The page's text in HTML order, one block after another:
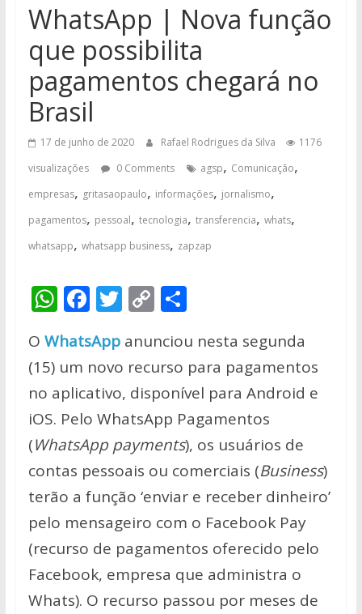
WhatsApp | Nova função
que possibilita
pagamentos chegará no
Brasil
17 de junho de 2020 Rafael Rodrigues da Silva
1176
visualizações
0 Comments agsp, Comunicação,
empresas, gritasaopaulo, informações, jornalismo,
pagamentos, pessoal, tecnologia, transferencia, whats,
whatsapp, whatsapp business, zapzap
W
at
s
A
p
p
F
e
b
o
o
k
T
itt
er
C
p
y
Li
n
k
S
ar
e
O WhatsAppanunciou nesta segunda
(15) um novo recurso para pagamentos
no aplicativo, disponível para Android e
iOS. Pelo WhatsApp Pagamentos
(WhatsApp payments), os usuários de
contas pessoais ou comerciais (Business)
terão a função ‘enviar e receber dinheiro’
pelo mensageiro com o Facebook Pay
(recurso de pagamentos oferecido pelo
Facebook, empresa que administra o
Whats). O recurso passou por meses de